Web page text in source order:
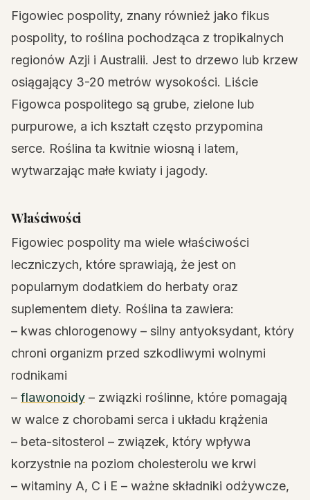
Figowiec pospolity, znany również jako fikus
pospolity, to roślina pochodząca z tropikalnych
regionów Azji i Australii. Jest to drzewo lub krzew
osiągający 3-20 metrów wysokości. Liście
Figowca pospolitego są grube, zielone lub
purpurowe, a ich kształt często przypomina
serce. Roślina ta kwitnie wiosną i latem,
wytwarzając małe kwiaty i jagody.
Właściwości
Figowiec pospolity ma wiele właściwości
leczniczych, które sprawiają, że jest on
popularnym dodatkiem do herbaty oraz
suplementem diety. Roślina ta zawiera:
– kwas chlorogenowy – silny antyoksydant, który
chroni organizm przed szkodliwymi wolnymi
rodnikami
– flawonoidy – związki roślinne, które pomagają
w walce z chorobami serca i układu krążenia
– beta-sitosterol – związek, który wpływa
korzystnie na poziom cholesterolu we krwi
– witaminy A, C i E – ważne składniki odżywcze,